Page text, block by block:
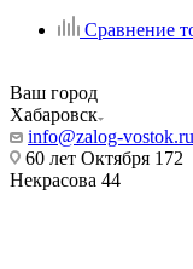
Сравнение
Ваш город
Хабаровск
info@zalog-vostok.ru
60 лет Октября 172
Некрасова 44